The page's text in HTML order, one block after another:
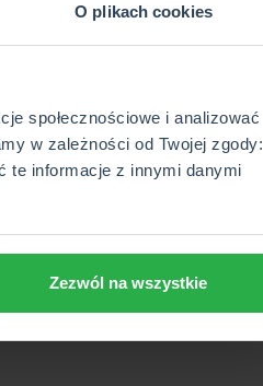
O plikach cookies
społecznościowe i analizować
w zależności od Twojej zgody:
te informacje z innymi danymi
Zezwól na wszystkie